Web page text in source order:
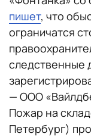
пишет, что
ограничатся
следственные
— ООО
Пожар на
Петербург)